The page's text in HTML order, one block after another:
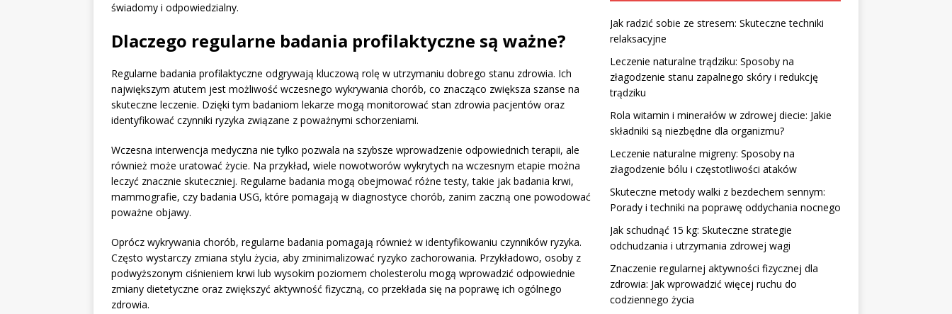
świadomy i odpowiedzialny.
Dlaczego regularne badania profilaktyczne są ważne?
Regularne badania profilaktyczne odgrywają kluczową rolę w utrzymaniu dobrego stanu zdrowia. Ich
największym atutem jest możliwość wczesnego wykrywania chorób, co znacząco zwiększa szanse na
skuteczne leczenie. Dzięki tym badaniom lekarze mogą monitorować stan zdrowia pacjentów oraz
identyfikować czynniki ryzyka związane z poważnymi schorzeniami.
Wczesna interwencja medyczna nie tylko pozwala na szybsze wprowadzenie odpowiednich terapii, ale
również może uratować życie. Na przykład, wiele nowotworów wykrytych na wczesnym etapie można
leczyć znacznie skuteczniej. Regularne badania mogą obejmować różne testy, takie jak badania krwi,
mammografie, czy badania USG, które pomagają w diagnostyce chorób, zanim zaczną one powodować
poważne objawy.
Oprócz wykrywania chorób, regularne badania pomagają również w identyfikowaniu czynników ryzyka.
Często wystarczy zmiana stylu życia, aby zminimalizować ryzyko zachorowania. Przykładowo, osoby z
podwyższonym ciśnieniem krwi lub wysokim poziomem cholesterolu mogą wprowadzić odpowiednie
zmiany dietetyczne oraz zwiększyć aktywność fizyczną, co przekłada się na poprawę ich ogólnego
zdrowia.
Jak radzić sobie ze stresem: Skuteczne techniki
relaksacyjne
Leczenie naturalne trądziku: Sposoby na
złagodzenie stanu zapalnego skóry i redukcję
trądziku
Rola witamin i minerałów w zdrowej diecie: Jakie
składniki są niezbędne dla organizmu?
Leczenie naturalne migreny: Sposoby na
złagodzenie bólu i częstotliwości ataków
Skuteczne metody walki z bezdechem sennym:
Porady i techniki na poprawę oddychania nocnego
Jak schudnąć 15 kg: Skuteczne strategie
odchudzania i utrzymania zdrowej wagi
Znaczenie regularnej aktywności fizycznej dla
zdrowia: Jak wprowadzić więcej ruchu do
codziennego życia